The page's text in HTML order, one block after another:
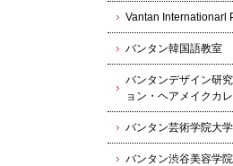
Vantan Internationarl
バンタン韓国語教室
バンタンデザイン研
ョン・ヘアメイクカ
バンタン芸術学院大
バンタン渋谷美容学